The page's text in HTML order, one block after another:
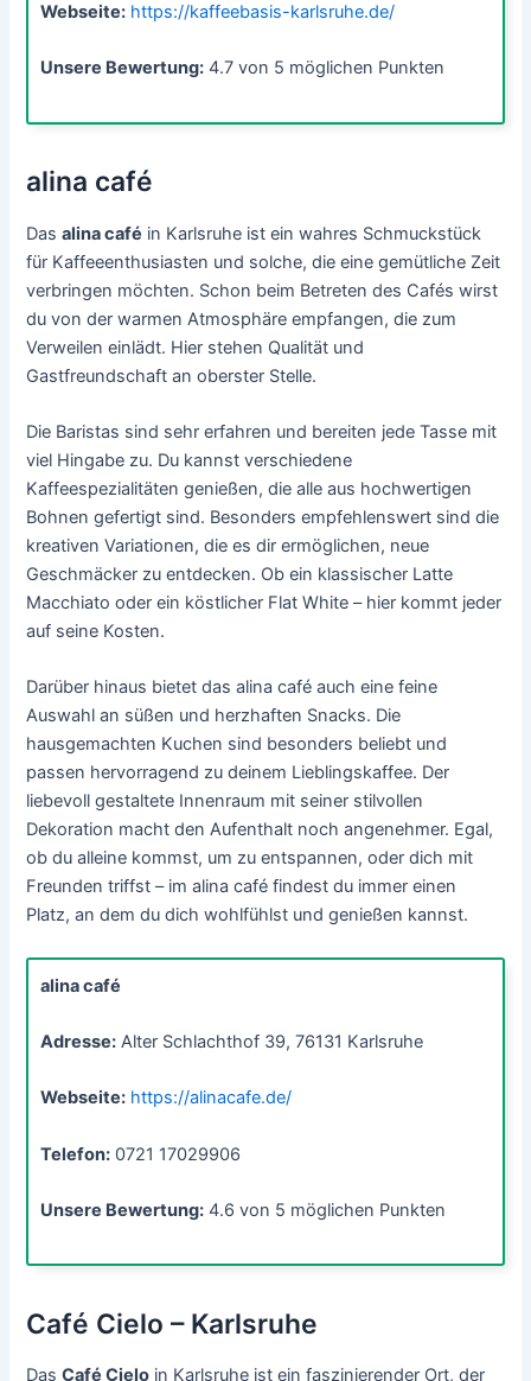
Webseite: https://kaffeebasis-karlsruhe.de/
Unsere Bewertung: 4.7 von 5 möglichen Punkten
alina café
Dasalina café in Karlsruhe ist ein wahres Schmuckstück
für Kaffeeenthusiasten und solche, die eine gemütliche Zeit
verbringen möchten. Schon beim Betreten des Cafés wirst
du von der warmen Atmosphäre empfangen, die zum
Verweilen einlädt. Hier stehen Qualität und
Gastfreundschaft an oberster Stelle.
Die Baristas sind sehr erfahren und bereiten jede Tasse mit
viel Hingabe zu. Du kannst verschiedene
Kaffeespezialitäten genießen, die alle aus hochwertigen
Bohnen gefertigt sind. Besonders empfehlenswert sind die
kreativen Variationen, die es dir ermöglichen, neue
Geschmäcker zu entdecken. Ob ein klassischer Latte
Macchiato oder ein köstlicher Flat White – hier kommt jeder
auf seine Kosten.
Darüber hinaus bietet das alina café auch eine feine
Auswahl an süßen und herzhaften Snacks. Die
hausgemachten Kuchen sind besonders beliebt und
passen hervorragend zu deinem Lieblingskaffee. Der
liebevoll gestaltete Innenraum mit seiner stilvollen
Dekoration macht den Aufenthalt noch angenehmer. Egal,
ob du alleine kommst, um zu entspannen, oder dich mit
Freunden triffst – im alina café findest du immer einen
Platz, an dem du dich wohlfühlst und genießen kannst.
alina café
Adresse: Alter Schlachthof 39, 76131 Karlsruhe
Webseite: https://alinacafe.de/
Telefon: 0721 17029906
Unsere Bewertung: 4.6 von 5 möglichen Punkten
Café Cielo – Karlsruhe
DasCafé Cielo in Karlsruhe ist ein faszinierender Ort, der